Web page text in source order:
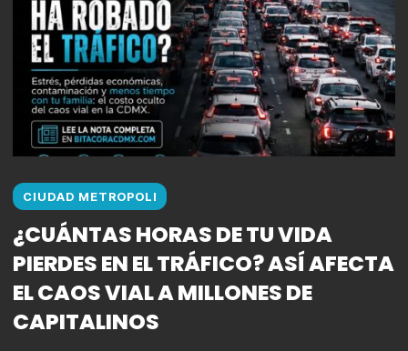
CIUDAD METROPOLI
¿CUÁNTAS HORAS DE TU VIDA
PIERDES EN EL TRÁFICO? ASÍ AFECTA
EL CAOS VIAL A MILLONES DE
CAPITALINOS